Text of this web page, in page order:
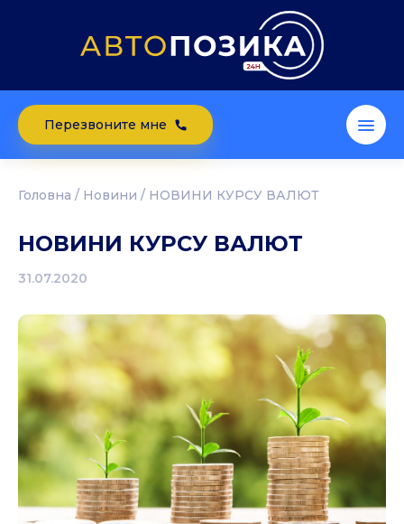
Перезвоните мне
Головна / Новини / НОВИНИ КУРСУ ВАЛЮТ
НОВИНИ КУРСУ ВАЛЮТ
31.07.2020